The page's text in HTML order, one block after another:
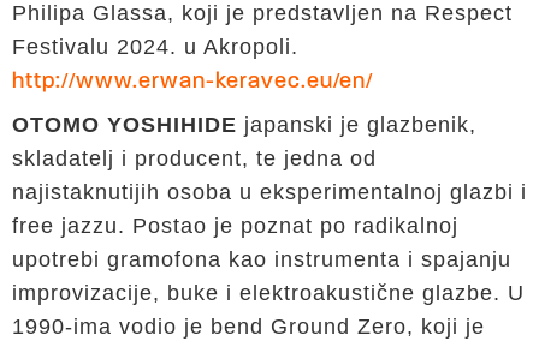
Philipa Glassa, koji je predstavljen na Respect
Festivalu 2024. u Akropoli.
http://www.erwan-keravec.eu/en/
OTOMO YOSHIHIDE japanski je glazbenik,
skladatelj i producent, te jedna od
najistaknutijih osoba u eksperimentalnoj glazbi i
free jazzu. Postao je poznat po radikalnoj
upotrebi gramofona kao instrumenta i spajanju
improvizacije, buke i elektroakustične glazbe. U
1990-ima vodio je bend Ground Zero, koji je